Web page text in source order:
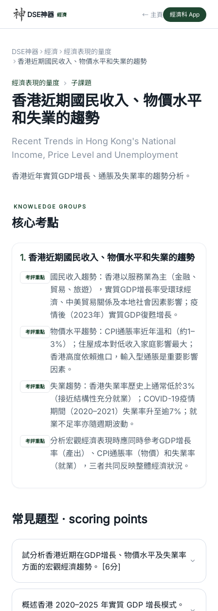
DSE神器 經濟 ← 主頁 經濟科 App
DSE神器 經濟
經濟表現的量度
香港近期國民收入、物價水平和失業的趨勢
經濟表現的量度 子課題
香港近期國民收入、物價水平
和失業的趨勢
Recent Trends in Hong Kong's National
Income, Price Level and Unemployment
香港近年實質GDP增長、通脹及失業率的趨勢分析。
KNOWLEDGE GROUPS
核心考點
1. 香港近期國民收入、物價水平和失業的趨勢
考評重點
國民收入趨勢：香港以服務業為主（金融、
貿易、旅遊），實質GDP增長率受環球經
濟、中美貿易關係及本地社會因素影響；疫
情後（2023年）實質GDP復甦增長。
考評重點
物價水平趨勢：CPI通脹率近年溫和（約1–
3%）；住屋成本對低收入家庭影響最大；
香港高度依賴進口，輸入型通脹是重要影響
因素。
考評重點
失業趨勢：香港失業率歷史上通常低於3%
（接近結構性充分就業）；COVID-19疫情
期間（2020–2021）失業率升至逾7%；就
業不足率亦隨週期波動。
考評重點
分析宏觀經濟表現時應同時參考GDP增長
率（產出）、CPI通脹率（物價）和失業率
（就業），三者共同反映整體經濟狀況。
常見題型 · scoring points
試分析香港近期在GDP增長、物價水平及失業率
方面的宏觀經濟趨勢。 [6分]
概述香港 2020–2025 年實質 GDP 增長模式。